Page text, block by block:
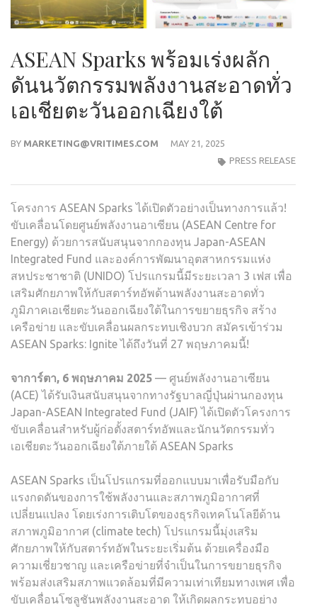
ASEAN Sparks พร้อมเร่งผลัก
ดันนวัตกรรมพลังงานสะอาดทั่ว
เอเชียตะวันออกเฉียงใต้
BY MARKETING@VRITIMES.COM
MAY 21, 2025
PRESS RELEASE
โครงการ ASEAN Sparks ได้เปิดตัวอย่างเป็นทางการแล้ว!
ขับเคลื่อนโดยศูนย์พลังงานอาเซียน (ASEAN Centre for
Energy) ด้วยการสนับสนุนจากกองทุน Japan-ASEAN
Integrated Fund และองค์การพัฒนาอุตสาหกรรมแห่ง
สหประชาชาติ (UNIDO) โปรแกรมนี้มีระยะเวลา 3 เฟส เพื่อ
เสริมศักยภาพให้กับสตาร์ทอัพด้านพลังงานสะอาดทั่ว
ภูมิภาคเอเชียตะวันออกเฉียงใต้ในการขยายธุรกิจ สร้าง
เครือข่าย และขับเคลื่อนผลกระทบเชิงบวก สมัครเข้าร่วม
ASEAN Sparks: Ignite ได้ถึงวันที่ 27 พฤษภาคมนี้!
จาการ์ตา, 6 พฤษภาคม 2025 — ศูนย์พลังงานอาเซียน
(ACE) ได้รับเงินสนับสนุนจากทางรัฐบาลญี่ปุ่นผ่านกองทุน
Japan-ASEAN Integrated Fund (JAIF) ได้เปิดตัวโครงการ
ขับเคลื่อนสำหรับผู้ก่อตั้งสตาร์ทอัพและนักนวัตกรรมทั่ว
เอเชียตะวันออกเฉียงใต้ภายใต้ ASEAN Sparks
ASEAN Sparks เป็นโปรแกรมที่ออกแบบมาเพื่อรับมือกับ
แรงกดดันของการใช้พลังงานและสภาพภูมิอากาศที่
เปลี่ยนแปลง โดยเร่งการเติบโตของธุรกิจเทคโนโลยีด้าน
สภาพภูมิอากาศ (climate tech) โปรแกรมนี้มุ่งเสริม
ศักยภาพให้กับสตาร์ทอัพในระยะเริ่มต้น ด้วยเครื่องมือ
ความเชี่ยวชาญ และเครือข่ายที่จำเป็นในการขยายธุรกิจ
พร้อมส่งเสริมสภาพแวดล้อมที่มีความเท่าเทียมทางเพศ เพื่อ
ขับเคลื่อนโซลูชันพลังงานสะอาด ให้เกิดผลกระทบอย่าง